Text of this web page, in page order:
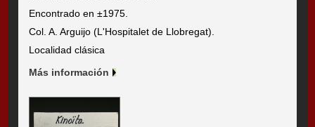
Encontrado en ±1975.
Col. A. Arguijo (L'Hospitalet de Llobregat).
Localidad clásica
Más información